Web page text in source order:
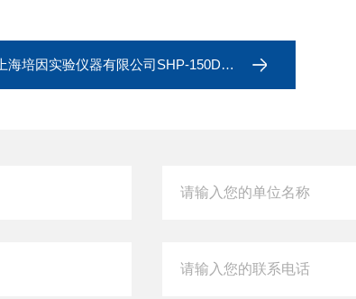
上海培因实验仪器有限公司SHP-150DB低温冷冻存储箱的批发